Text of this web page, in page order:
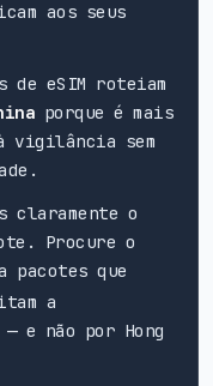
aos seus
de eSIM roteiam
porque é mais
vigilância sem
claramente o
Procure o
pacotes que
a
e não por Hong